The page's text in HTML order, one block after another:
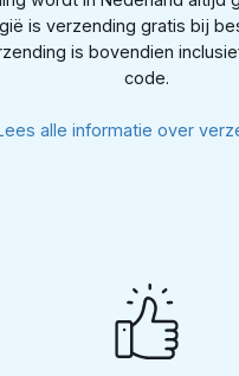
is verzending gratis bij
is bovendien
code.
alle informatie over